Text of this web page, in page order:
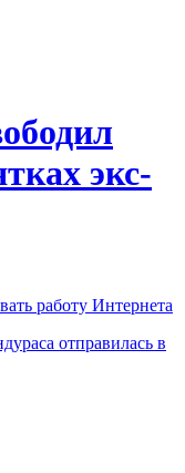
экс-
работу Интернета
отправилась в